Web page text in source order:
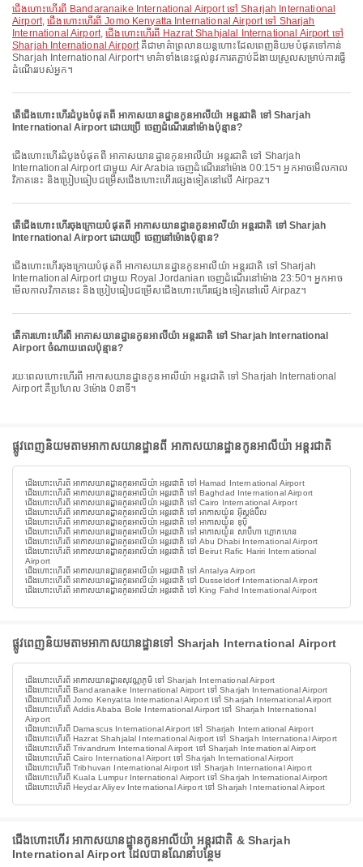
ជើងហោះហើរពី Bandaranaike International Airport ទៅ Sharjah International
Airport,ជើងហោះហើរពី Jomo Kenyatta International Airport ទៅ Sharjah
International Airport,ជើងហោះហើរពី Hazrat Shahjalal International Airport ទៅ
Sharjah International Airportគឺជាមាគ៌ាព្រលានយន្តហោះដែលពេញនិយមបំផុតទៅកាន់
Sharjah International Airport។ មាគ៌ាទាំងនេះផ្តល់នូវការតភ្ជាប់ដ៏ងាយស្រួលសម្រាប់ការធ្វើ
ដំណើររបស់អ្នក។
តើជើងហោះហើរដំបូងបំផុតពី អាកាសយានដ្ឋានកូនអាលីយ៉ា អន្តរជាតិ ទៅ Sharjah
International Airport ដោយប្រើ ចេញដំណើរនៅម៉ោងប៉ុន្មាន?
ជើងហោះហើរដំបូងបំផុតពី អាកាសយានដ្ឋានកូនអាលីយ៉ា អន្តរជាតិ ទៅ Sharjah
International Airport ជាមួយ Air Arabia ចេញដំណើរនៅម៉ោង 00:15។ អ្នកអាចមើលកាល
វិភាគនេះ និងប្រៀបធៀបជម្រើសជើងហោះហើរផ្សេងទៀតនៅលើ Airpaz។
តើជើងហោះហើរចុងក្រោយបំផុតពី អាកាសយានដ្ឋានកូនអាលីយ៉ា អន្តរជាតិ ទៅ Sharjah
International Airport ដោយប្រើ ចេញនៅម៉ោងប៉ុន្មាន?
ជើងហោះហើរចុងក្រោយបំផុតពី អាកាសយានដ្ឋានកូនអាលីយ៉ា អន្តរជាតិ ទៅ Sharjah
International Airport ជាមួយ Royal Jordanian ចេញដំណើរនៅម៉ោង 23:50។ អ្នកអាច
មើលកាលវិភាគនេះ និងប្រៀបធៀបជម្រើសជើងហោះហើរផ្សេងទៀតនៅលើ Airpaz។
តើការហោះហើរពី អាកាសយានដ្ឋានកូនអាលីយ៉ា អន្តរជាតិ ទៅ Sharjah International
Airport ចំណាយពេលប៉ុន្មាន?
រយៈពេលហោះហើរពី អាកាសយានដ្ឋានកូនអាលីយ៉ា អន្តរជាតិ ទៅ Sharjah International
Airport គឺប្រហែល 3ម៉ោង 0នាទី។
ផ្លូវពេញនិយមតាមអាកាសយានដ្ឋានពី អាកាសយានដ្ឋានកូនអាលីយ៉ា អន្តរជាតិ
ជើងហោះហើរពី អាកាសយានដ្ឋានកូនអាលីយ៉ា អន្តរជាតិ ទៅ Hamad International Airport
ជើងហោះហើរពី អាកាសយានដ្ឋានកូនអាលីយ៉ា អន្តរជាតិ ទៅ Baghdad International Airport
ជើងហោះហើរពី អាកាសយានដ្ឋានកូនអាលីយ៉ា អន្តរជាតិ ទៅ Cairo International Airport
ជើងហោះហើរពី អាកាសយានដ្ឋានកូនអាលីយ៉ា អន្តរជាតិ ទៅ អាកាសយ៉ូន អ៊ីស្តង់ប៊ឺល
ជើងហោះហើរពី អាកាសយានដ្ឋានកូនអាលីយ៉ា អន្តរជាតិ ទៅ អាកាសយ៉ូន ឌុប៉ី
ជើងហោះហើរពី អាកាសយានដ្ឋានកូនអាលីយ៉ា អន្តរជាតិ ទៅ អាកាសយ៉ូន សាប៊ីហា ហ្គោកហេន
ជើងហោះហើរពី អាកាសយានដ្ឋានកូនអាលីយ៉ា អន្តរជាតិ ទៅ Abu Dhabi International Airport
ជើងហោះហើរពី អាកាសយានដ្ឋានកូនអាលីយ៉ា អន្តរជាតិ ទៅ Beirut Rafic Hariri International
Airport
ជើងហោះហើរពី អាកាសយានដ្ឋានកូនអាលីយ៉ា អន្តរជាតិ ទៅ Antalya Airport
ជើងហោះហើរពី អាកាសយានដ្ឋានកូនអាលីយ៉ា អន្តរជាតិ ទៅ Dusseldorf International Airport
ជើងហោះហើរពី អាកាសយានដ្ឋានកូនអាលីយ៉ា អន្តរជាតិ ទៅ King Fahd International Airport
ផ្លូវពេញនិយមតាមអាកាសយានដ្ឋានទៅ Sharjah International Airport
ជើងហោះហើរពី អាកាសយានដ្ឋានសុវណ្ណភូមិ ទៅ Sharjah International Airport
ជើងហោះហើរពី Bandaranaike International Airport ទៅ Sharjah International Airport
ជើងហោះហើរពី Jomo Kenyatta International Airport ទៅ Sharjah International Airport
ជើងហោះហើរពី Addis Ababa Bole International Airport ទៅ Sharjah International
Airport
ជើងហោះហើរពី Damascus International Airport ទៅ Sharjah International Airport
ជើងហោះហើរពី Hazrat Shahjalal International Airport ទៅ Sharjah International Airport
ជើងហោះហើរពី Trivandrum International Airport ទៅ Sharjah International Airport
ជើងហោះហើរពី Cairo International Airport ទៅ Sharjah International Airport
ជើងហោះហើរពី Tribhuvan International Airport ទៅ Sharjah International Airport
ជើងហោះហើរពី Kuala Lumpur International Airport ទៅ Sharjah International Airport
ជើងហោះហើរពី Heydar Aliyev International Airport ទៅ Sharjah International Airport
ជើងហោះហើរ អាកាសយានដ្ឋានកូនអាលីយ៉ា អន្តរជាតិ & Sharjah
International Airport ដែលបានណែនាំបន្ថែម